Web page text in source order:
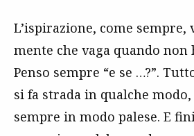
L’ispirazione, come sempre,
mente che vaga quando non
Penso sempre “e se …?”.
si fa strada in qualche modo,
sempre in modo palese. E